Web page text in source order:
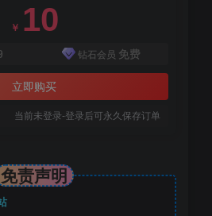
￥ 10
钻石会员 免费
立即购买
当前未登录-登录后可永久保存订单
免责声明